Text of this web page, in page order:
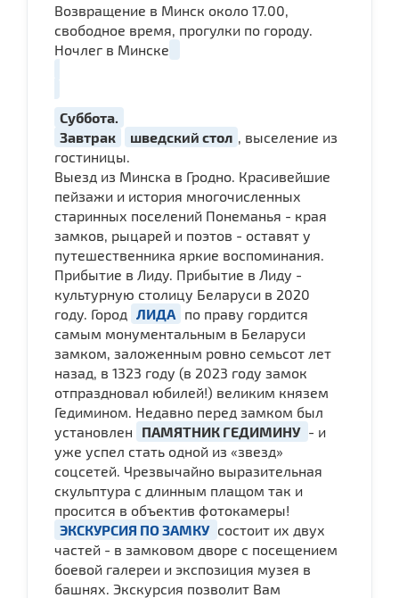
Возвращение в Минск около 17.00,
свободное время, прогулки по городу.
Ночлег в Минске
Суббота.
Завтрак
шведский стол
, выселение из
гостиницы.
Выезд из Минска в Гродно. Красивейшие
пейзажи и история многочисленных
старинных поселений Понеманья - края
замков, рыцарей и поэтов - оставят у
путешественника яркие воспоминания.
Прибытие в Лиду. Прибытие в Лиду -
культурную столицу Беларуси в 2020
году. Город
ЛИДА по праву гордится
самым монументальным в Беларуси
замком, заложенным ровно семьсот лет
назад, в 1323 году (в 2023 году замок
отпраздновал юбилей!) великим князем
Гедимином. Недавно перед замком был
установлен
ПАМЯТНИК ГЕДИМИНУ - и
уже успел стать одной из «звезд»
соцсетей. Чрезвычайно выразительная
скульптура с длинным плащом так и
просится в объектив фотокамеры!
ЭКСКУРСИЯ ПО ЗАМКУ состоит их двух
частей - в замковом дворе с посещением
боевой галереи и экспозиция музея в
башнях. Экскурсия позволит Вам